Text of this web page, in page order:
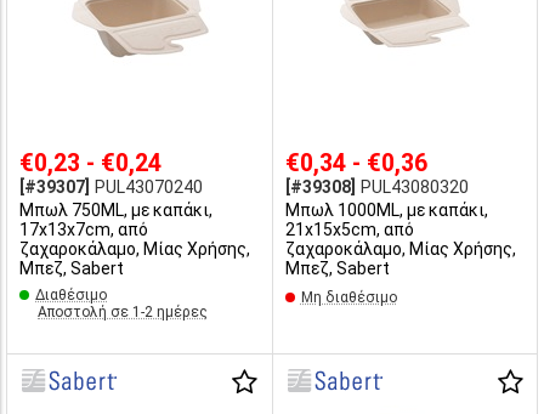
€0,23 - €0,24
[#39307]
PUL43070240
Μπωλ 750ML, με καπάκι,
17x13x7cm, από
ζαχαροκάλαμο, Μίας Χρήσης,
Μπεζ, Sabert
Διαθέσιμο
Αποστολή σε 1-2 ημέρες
€0,34 - €0,36
[#39308]
PUL43080320
Μπωλ 1000ML, με καπάκι,
21x15x5cm, από
ζαχαροκάλαμο, Μίας Χρήσης,
Μπεζ, Sabert
Μη διαθέσιμο